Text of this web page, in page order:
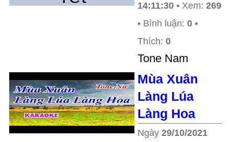
14:11:30 • Xem: 269
• Bình luận: 0 •
Thích: 0
Tone Nam
Mùa Xuân
Làng Lúa
Làng Hoa
Ngày 29/10/2021